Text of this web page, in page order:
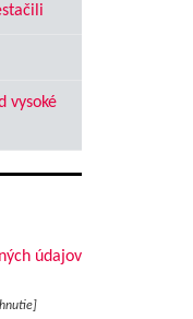
vysoké
údajov